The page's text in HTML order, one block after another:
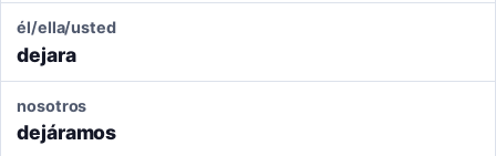
él/ella/usted
dejara
nosotros
dejáramos